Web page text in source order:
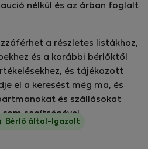
nélkül és az árban foglalt
a részletes listákhoz,
és a korábbi bérlőktől
és tájékozott
el a keresést még ma, és
és szállásokat
segítségével.
Bérlő által-Igazolt